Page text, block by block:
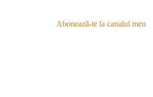
Abonează-te la canalul meu